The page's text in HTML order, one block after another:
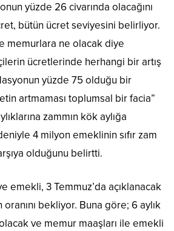
yüzde 26 civarında olacağını
bütün ücret seviyesini belirliyor.
memurlara ne olacak diye
ücretlerinde herhangi bir artış
yüzde 75 olduğu bir
artmaması toplumsal bir facia”
zammın kök aylığa
4 milyon emeklinin sıfır zam
olduğunu belirtti.
emekli, 3 Temmuz’da açıklanacak
oranını bekliyor. Buna göre; 6 aylık
ve memur maaşları ile emekli